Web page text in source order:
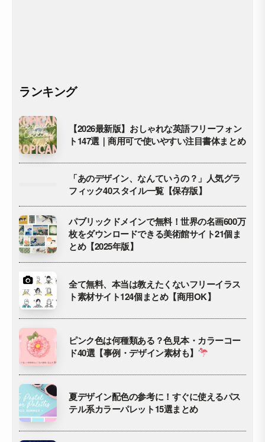
ランキング
【2026最新版】おしゃれな英語フリーフォン
ト147選｜商用可で使いやすい注目書体まとめ
「あのデザイン、なんていうの？」人気グラ
フィック40スタイル一覧【保存版】
パブリックドメインで無料！世界の名画600万
枚をダウンロードできる美術館サイト21個ま
とめ【2025年版】
全て無料、本当は教えたくないフリーイラス
ト素材サイト124個まとめ【商用OK】
ピンク色は何種類ある？色見本・カラーコー
ド40選【事例・デザイン素材も】
夏デザイン配色の参考に！すぐに使えるパス
テル系カラーパレット15選まとめ